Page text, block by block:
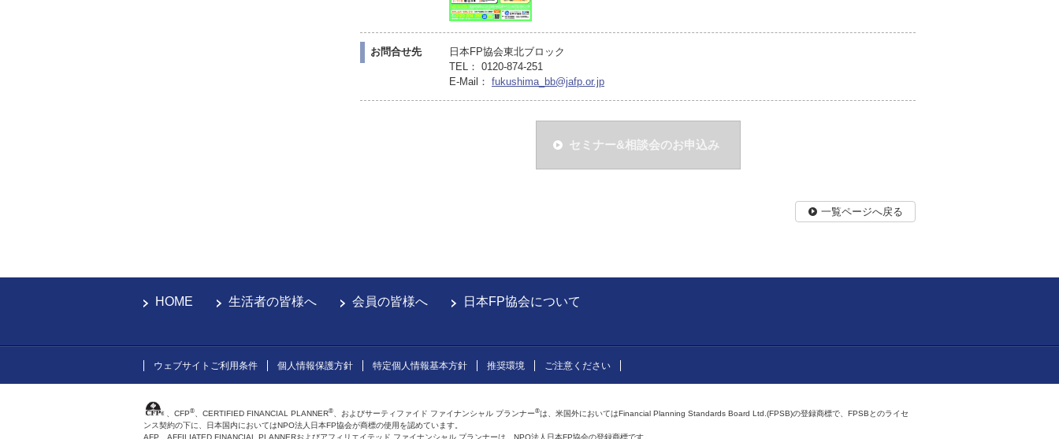
お問合せ先
日本FP協会東北ブロック
TEL： 0120-874-251
E-Mail： fukushima_bb@jafp.or.jp
セミナー&相談会のお申込み
一覧ページへ戻る
HOME 生活者の皆様へ 会員の皆様へ 日本FP協会について
ウェブサイトご利用条件 個人情報保護方針 特定個人情報基本方針 推奨環境 ご注意ください
、CFP® 、CERTIFIED FINANCIAL PLANNER® 、およびサーティファイド ファイナンシャル プランナー®は、米国外においてはFinancial Planning Standards Board Ltd.(FPSB)の登録商標で、FPSBとのライセ
ンス契約の下に、日本国内においてはNPO法人日本FP協会が商標の使用を認めています。
AFP、AFFILIATED FINANCIAL PLANNERおよびアフィリエイテッド ファイナンシャル プランナーは、NPO法人日本FP協会の登録商標です。